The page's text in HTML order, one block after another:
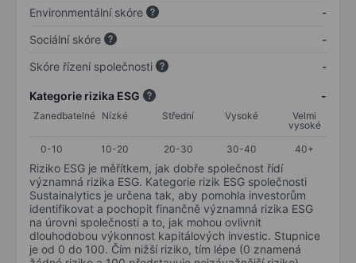
Environmentální skóre
-
Sociální skóre
-
Skóre řízení společnosti
-
Kategorie rizika ESG -
Zanedbatelné Nízké Střední Vysoké
Velmi
vysoké
0-10
10-20 20-30 30-40 40+
Riziko ESG je měřítkem, jak dobře společnost řídí
významná rizika ESG. Kategorie rizik ESG společnosti
Sustainalytics je určena tak, aby pomohla investorům
identifikovat a pochopit finančně významná rizika ESG
na úrovni společnosti a to, jak mohou ovlivnit
dlouhodobou výkonnost kapitálových investic. Stupnice
je od 0 do 100. Čím nižší riziko, tím lépe (0 znamená